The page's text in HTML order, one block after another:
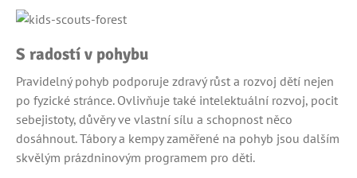
S radostí v pohybu
Pravidelný pohyb podporuje zdravý růst a rozvoj dětí nejen
po fyzické stránce. Ovlivňuje také intelektuální rozvoj, pocit
sebejistoty, důvěry ve vlastní sílu a schopnost něco
dosáhnout. Tábory a kempy zaměřené na pohyb jsou dalším
skvělým prázdninovým programem pro děti.